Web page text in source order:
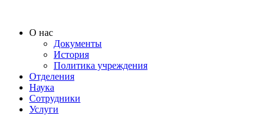
О нас
Документы
История
Политика учреждения
Отделения
Наука
Сотрудники
Услуги